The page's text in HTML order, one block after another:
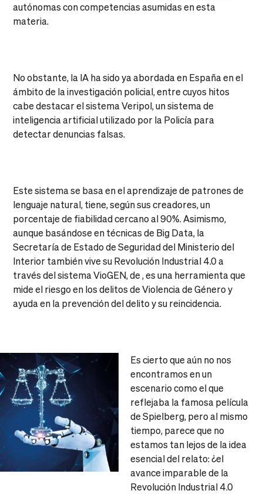
autónomas con competencias asumidas en esta
materia.
No obstante, la IA ha sido ya abordada en España en el
ámbito de la investigación policial, entre cuyos hitos
cabe destacar el sistema Veripol, un sistema de
inteligencia artificial utilizado por la Policía para
detectar denuncias falsas.
Este sistema se basa en el aprendizaje de patrones de
lenguaje natural, tiene, según sus creadores, un
porcentaje de fiabilidad cercano al 90%. Asimismo,
aunque basándose en técnicas de Big Data, la
Secretaría de Estado de Seguridad del Ministerio del
Interior también vive su Revolución Industrial 4.0 a
través del sistema VioGEN, de , es una herramienta que
mide el riesgo en los delitos de Violencia de Género y
ayuda en la prevención del delito y su reincidencia.
Es cierto que aún no nos
encontramos en un
escenario como el que
reflejaba la famosa película
de Spielberg, pero al mismo
tiempo, parece que no
estamos tan lejos de la idea
esencial del relato: ¿el
avance imparable de la
Revolución Industrial 4.0